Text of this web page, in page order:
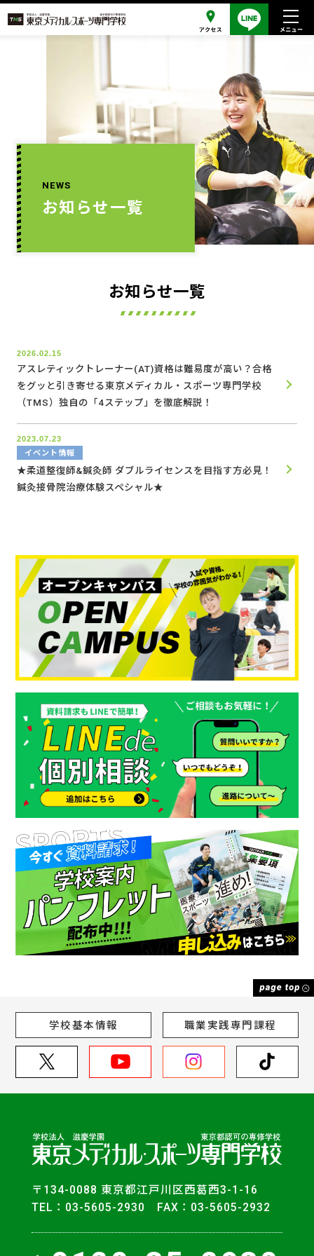
NEWS
お知らせ一覧
お知らせ一覧
2026.02.15
アスレティックトレーナー(AT)資格は難易度が高い？合格
をグッと引き寄せる東京メディカル・スポーツ専門学校
（TMS）独自の「4ステップ」を徹底解説！
2023.07.23
イベント情報
★柔道整復師&鍼灸師 ダブルライセンスを目指す方必見！
鍼灸接骨院治療体験スペシャル★
学校基本情報 職業実践専門課程
〒134-0088 東京都江戸川区西葛西3-1-16
TEL：03-5605-2930 FAX：03-5605-2932